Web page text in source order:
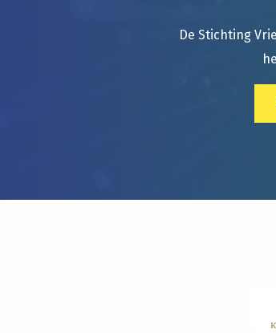
De Stichting